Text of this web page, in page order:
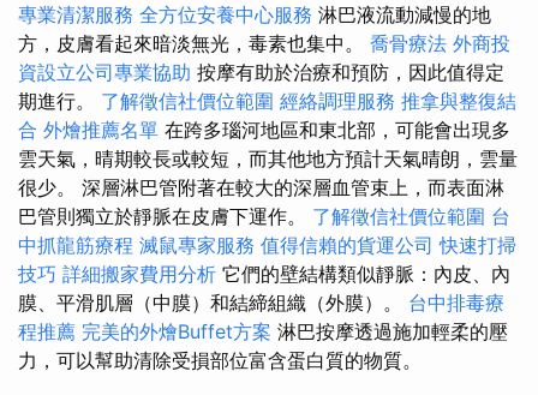
專業清潔服務 全方位安養中心服務 淋巴液流動減慢的地
方，皮膚看起來暗淡無光，毒素也集中。 喬骨療法 外商投
資設立公司專業協助 按摩有助於治療和預防，因此值得定
期進行。 了解徵信社價位範圍 經絡調理服務 推拿與整復結
合 外燴推薦名單 在跨多瑙河地區和東北部，可能會出現多
雲天氣，晴期較長或較短，而其他地方預計天氣晴朗，雲量
很少。 深層淋巴管附著在較大的深層血管束上，而表面淋
巴管則獨立於靜脈在皮膚下運作。 了解徵信社價位範圍 台
中抓龍筋療程 滅鼠專家服務 值得信賴的貨運公司 快速打掃
技巧 詳細搬家費用分析 它們的壁結構類似靜脈：內皮、內
膜、平滑肌層（中膜）和結締組織（外膜）。 台中排毒療
程推薦 完美的外燴Buffet方案 淋巴按摩透過施加輕柔的壓
力，可以幫助清除受損部位富含蛋白質的物質。